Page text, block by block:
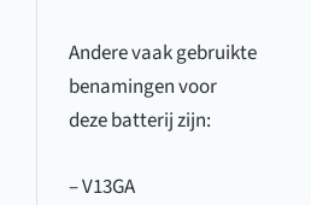
Andere vaak gebruikte
benamingen voor
deze batterij zijn:
– V13GA